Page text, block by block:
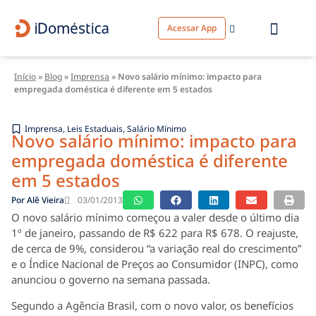
Acessar App
Início» Blog»Imprensa » Novo salário mínimo: impacto para
empregada doméstica é diferente em 5 estados
Imprensa, Leis Estaduais,Salário Mínimo
Novo salário mínimo: impacto para
empregada doméstica é diferente
em 5 estados
PorAlê Vieira 03/01/2013
O novo salário mínimo começou a valer desde o último dia
1º de janeiro, passando de R$ 622 para R$ 678. O reajuste,
de cerca de 9%, considerou “a variação real do crescimento”
e o Índice Nacional de Preços ao Consumidor (INPC), como
anunciou o governo na semana passada.
Segundo a Agência Brasil, com o novo valor, os benefícios